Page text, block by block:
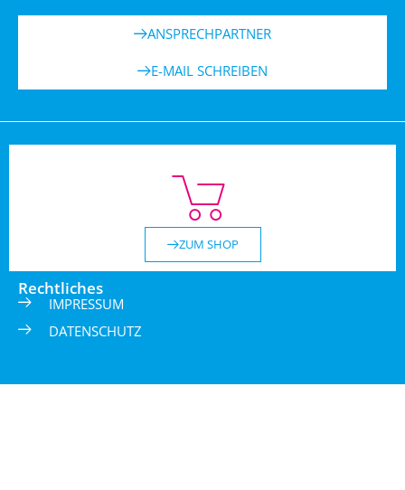
ANSPRECHPARTNER
E-MAIL SCHREIBEN
ZUM SHOP
Rechtliches
IMPRESSUM
DATENSCHUTZ